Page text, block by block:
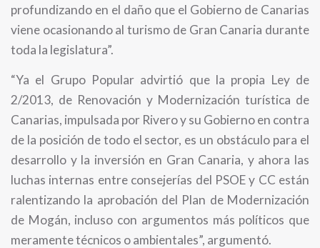
profundizando en el daño que el Gobierno de Canarias
viene ocasionando al turismo de Gran Canaria durante
toda la legislatura”.
“Ya el Grupo Popular advirtió que la propia Ley de
2/2013, de Renovación y Modernización turística de
Canarias, impulsada por Rivero y su Gobierno en contra
de la posición de todo el sector, es un obstáculo para el
desarrollo y la inversión en Gran Canaria, y ahora las
luchas internas entre consejerías del PSOE y CC están
ralentizando la aprobación del Plan de Modernización
de Mogán, incluso con argumentos más políticos que
meramente técnicos o ambientales”, argumentó.